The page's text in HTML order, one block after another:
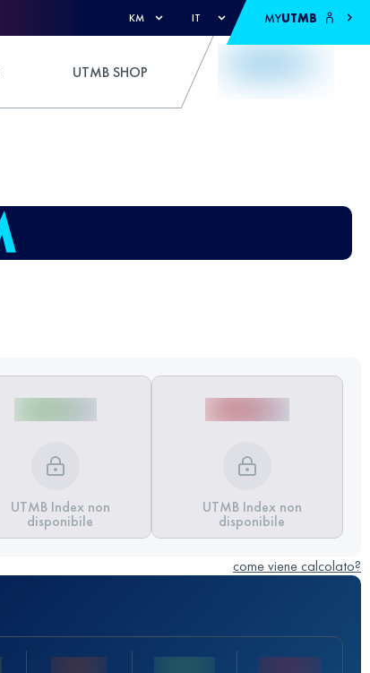
KM IT MYUTMB
UTMB SHOP
UTMB Index non
disponibile
UTMB Index non
disponibile
come viene calcolato?